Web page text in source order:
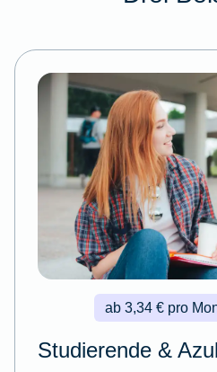
ab 3,34 € pro
Studierende &